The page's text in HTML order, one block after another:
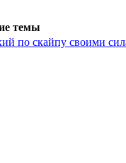
темы
по скайпу своими